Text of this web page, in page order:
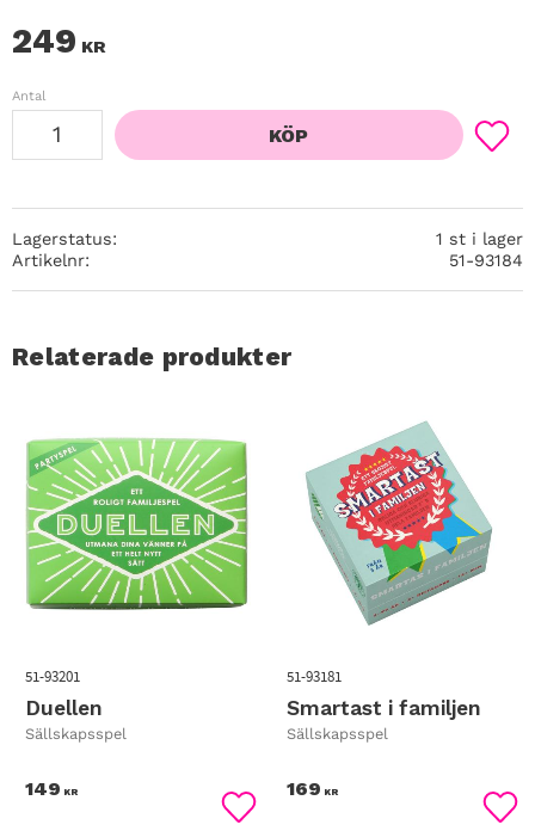
249 KR
Antal
KÖP
Lägg
Lagerstatus
1 st i lager
Artikelnr
51-93184
Relaterade produkter
Duellen
Sällskapsspel
51-93201
149 KR
Smartast i familjen
Sällskapsspel
51-93181
169 KR